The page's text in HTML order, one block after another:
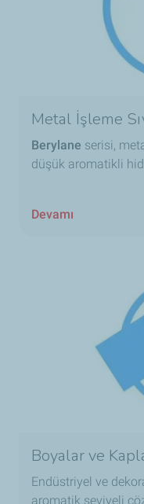
Metal İşleme
Berylane serisi,
düşük aromatikli
Devamı
Boyalar ve
Endüstriyel ve
aromatik seviyeli